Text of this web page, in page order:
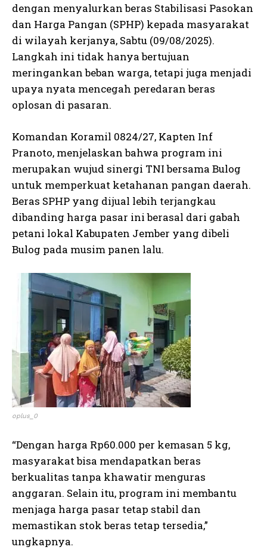
dengan menyalurkan beras Stabilisasi Pasokan
dan Harga Pangan (SPHP) kepada masyarakat
di wilayah kerjanya, Sabtu (09/08/2025).
Langkah ini tidak hanya bertujuan
meringankan beban warga, tetapi juga menjadi
upaya nyata mencegah peredaran beras
oplosan di pasaran.
Komandan Koramil 0824/27, Kapten Inf
Pranoto, menjelaskan bahwa program ini
merupakan wujud sinergi TNI bersama Bulog
untuk memperkuat ketahanan pangan daerah.
Beras SPHP yang dijual lebih terjangkau
dibanding harga pasar ini berasal dari gabah
petani lokal Kabupaten Jember yang dibeli
Bulog pada musim panen lalu.
oplus_0
“Dengan harga Rp60.000 per kemasan 5 kg,
masyarakat bisa mendapatkan beras
berkualitas tanpa khawatir menguras
anggaran. Selain itu, program ini membantu
menjaga harga pasar tetap stabil dan
memastikan stok beras tetap tersedia,”
ungkapnya.